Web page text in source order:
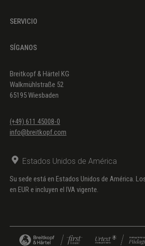
SERVICIO
SÍGANOS
Breitkopf & Härtel KG
Walkmühlstraße 52
65195 Wiesbaden
(+49) 611 45008-0
info@breitkopf.com
Estados Unidos de América
Su sede está en Estados Unidos de América.
en EUR e incluyen el IVA vigente.